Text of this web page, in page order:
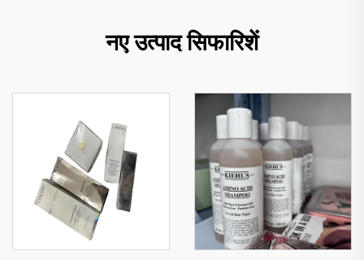
नए उत्पाद सिफारिशें